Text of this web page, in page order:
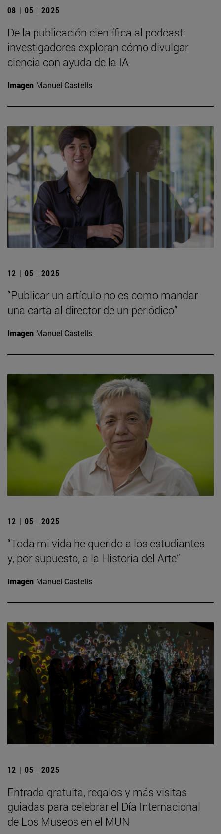
08 | 05 | 2025
De la publicación científica al podcast:
investigadores exploran cómo divulgar
ciencia con ayuda de la IA
Imagen Manuel Castells
12 | 05 | 2025
“Publicar un artículo no es como mandar
una carta al director de un periódico”
Imagen Manuel Castells
12 | 05 | 2025
“Toda mi vida he querido a los estudiantes
y, por supuesto, a la Historia del Arte”
Imagen Manuel Castells
12 | 05 | 2025
Entrada gratuita, regalos y más visitas
guiadas para celebrar el Día Internacional
de Los Museos en el MUN